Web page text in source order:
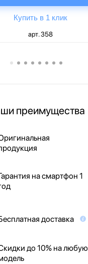
Купить в 1 клик
арт. 358
преимущества
на смартфон 1
доставка
до 10% на любую